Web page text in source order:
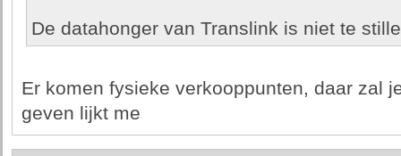
De datahonger van Translink is niet te
Er komen fysieke verkooppunten, daar zal
geven lijkt me